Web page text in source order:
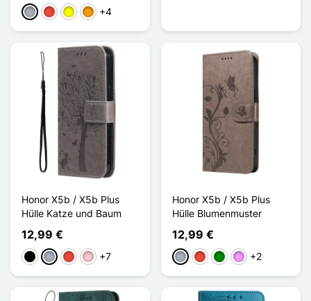
GrauRot GelbOrange
+4
Honor X5b / X5b Plus
Hülle Katze und Baum
12,99 €
Schwarz
GrauRot Pink+7
Honor X5b / X5b Plus
Hülle Blumenmuster
12,99 €
GrauRot GrünHellviolett
+2